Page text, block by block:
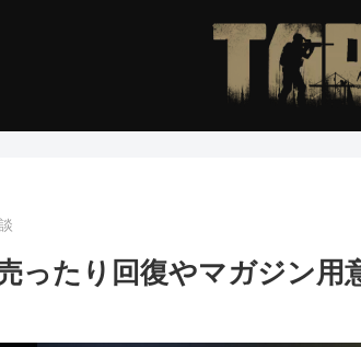
ったり回復やマガジン用